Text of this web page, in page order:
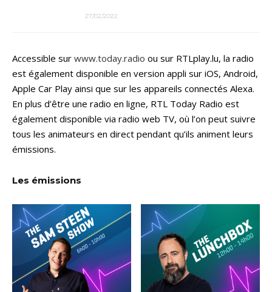
27/02/2022
Accessible sur www.today.radio ou sur RTLplay.lu, la radio
est également disponible en version appli sur iOS, Android,
Apple Car Play ainsi que sur les appareils connectés Alexa.
En plus d’être une radio en ligne, RTL Today Radio est
également disponible via radio web TV, où l’on peut suivre
tous les animateurs en direct pendant qu’ils animent leurs
émissions.
Les émissions